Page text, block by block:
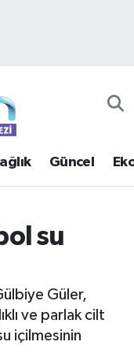
Güncel
su
Güler,
ve parlak cilt
içilmesinin